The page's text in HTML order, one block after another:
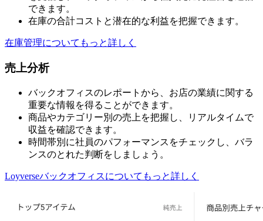
できます。
在庫の合計コストと潜在的な利益を把握できます。
在庫管理についてもっと詳しく
売上分析
バックオフィスのレポートから、お店の業績に関する
重要な情報を得ることができます。
商品やカテゴリー別の売上を把握し、リアルタイムで
収益を確認できます。
時間帯別に社員のパフォーマンスをチェックし、バラ
ンスのとれた判断をしましょう。
Loyverseバックオフィスについてもっと詳しく